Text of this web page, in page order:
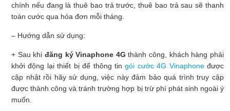
chính nếu đang là thuê bao trả trước, thuê bao trả sau sẽ thanh
toán cước qua hóa đơn mỗi tháng.
– Hướng dẫn sử dụng:
+ Sau khi đăng ký Vinaphone 4G thành công, khách hàng phải
khởi động lại thiết bị để thông tingói cước 4G Vinaphoneđược
cập nhật rồi hãy sử dụng, việc này đảm bảo quá trình truy cập
được thành công và tránh trường hợp bị trừ phí phát sinh ngoài ý
muốn.